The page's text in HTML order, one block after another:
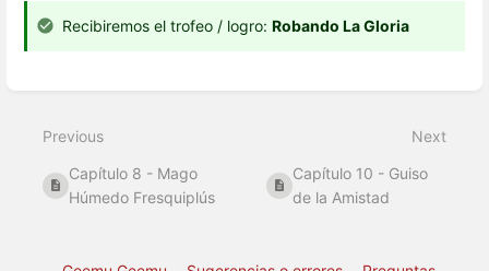
Recibiremos el trofeo / logro: Robando La Gloria
mode
Previous
Capítulo 8 - Mago
Húmedo Fresquiplús
Next
Capítulo 10 - Guiso
de la Amistad